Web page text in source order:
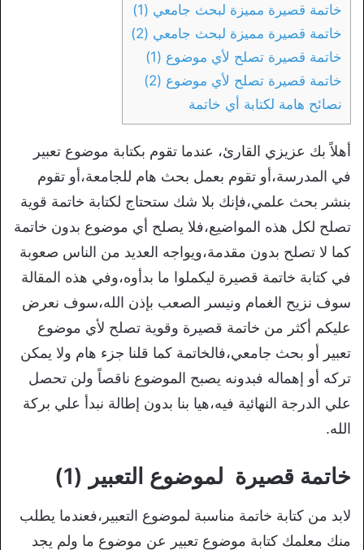
خاتمة قصيرة مميزة لبحث جامعي (1)
خاتمة قصيرة مميزة لبحث جامعي (2)
خاتمة قصيرة تصلح لأي موضوع (1)
خاتمة قصيرة تصلح لأي موضوع (2)
نصائح هامة لكتابة أي خاتمة
أهلاً بك عزيزي القارئ، عندما تقوم بكتابة موضوع تعبير
في المدرسة،أو تقوم بعمل بحث هام للجامعة،أو تقوم
بنشر بحث علمي،فإنك بلا شك ستحتاج لكتابة خاتمة قوية
تصلح لكل هذه المواضيع،فلا يصلح أي موضوع بدون خاتمة
كما لا تصلح بدون مقدمة،ويواجه العديد من الناس صعوبة
في كتابة خاتمة قصيرة ليكملوا ما بدأوه،وفي هذه المقالة
سوف نزيح الغمام ونيسر الصعب بإذن الله،سوف نعرض
عليكم أكثر من خاتمة قصيرة وقوية تصلح لأي موضوع
تعبير أو بحث جامعي،فالخاتمة كما قلنا جزء هام ولا يمكن
تركه أو إهماله فبدونه يصبح الموضوع ناقصاً ولن تحصل
علي الدرجة النهائية فيه،هيا بنا بدون إطالة نبدأ علي بركة
الله.
خاتمة قصيرة لموضوع التعبير (1)
لابد من كتابة خاتمة مناسبة لموضوع التعبير،فعندما يطلب
منك معلمك كتابة موضوع تعبير عن موضوع ما ولم يجد